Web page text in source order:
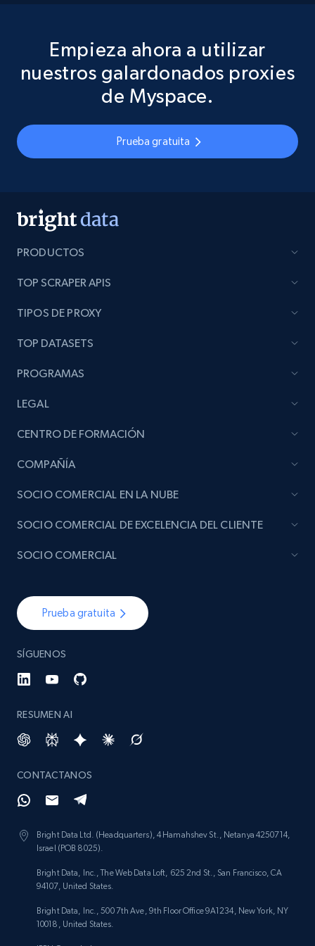
Empieza ahora a utilizar
nuestros galardonados proxies
de Myspace.
Prueba gratuita
PRODUCTOS
TOP SCRAPER APIS
TIPOS DE PROXY
TOP DATASETS
PROGRAMAS
LEGAL
CENTRO DE FORMACIÓN
COMPAÑÍA
Prueba gratuita
SÍGUENOS
RESUMEN AI
CONTACTANOS
Bright Data Ltd. (Headquarters), 4 Hamahshev St., Netanya 4250714,
Israel (POB 8025).
Bright Data, Inc., The Web Data Loft, 625 2nd St., San Francisco, CA
94107, United States.
Bright Data, Inc., 500 7th Ave, 9th Floor Office 9A1234, New York, NY
10018, United States.
SOCIO COMERCIAL EN LA NUBE
SOCIO COMERCIAL DE EXCELENCIA DEL CLIENTE
SOCIO COMERCIAL